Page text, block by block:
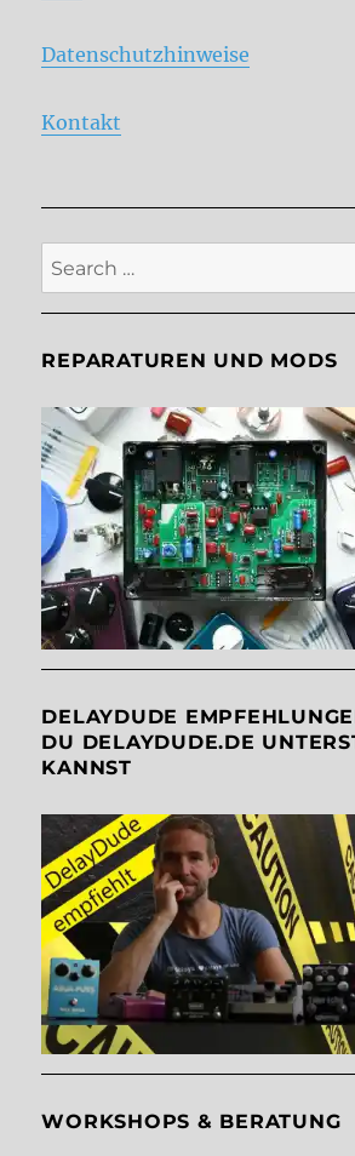
Datenschutzhinweise
Kontakt
Search
for:
REPARATUREN UND MODS
DELAYDUDE
DU DELAYDUDE.DE
KANNST
WORKSHOPS & BERATUNG